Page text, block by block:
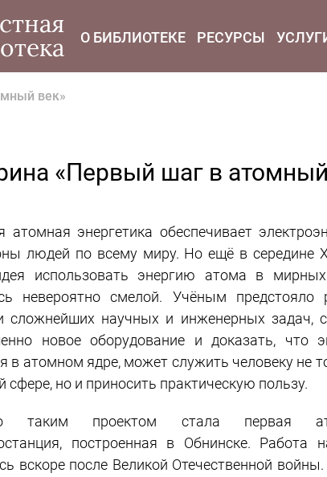
О БИБЛИОТЕКЕ РЕСУРСЫ
век»
«Первый шаг в
атомная энергетика обеспечивает
людей по всему миру. Но ещё в середине
использовать энергию атома в
невероятно смелой. Учёным предстояло
сложнейших научных и инженерных задач,
новое оборудование и доказать, что
в атомном ядре, может служить человеку не
сфере, но и приносить практическую пользу.
таким проектом стала первая
построенная в Обнинске. Работа
вскоре после Великой Отечественной